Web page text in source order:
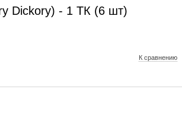
Dickory) - 1 ТК (6 шт)
К сравнению